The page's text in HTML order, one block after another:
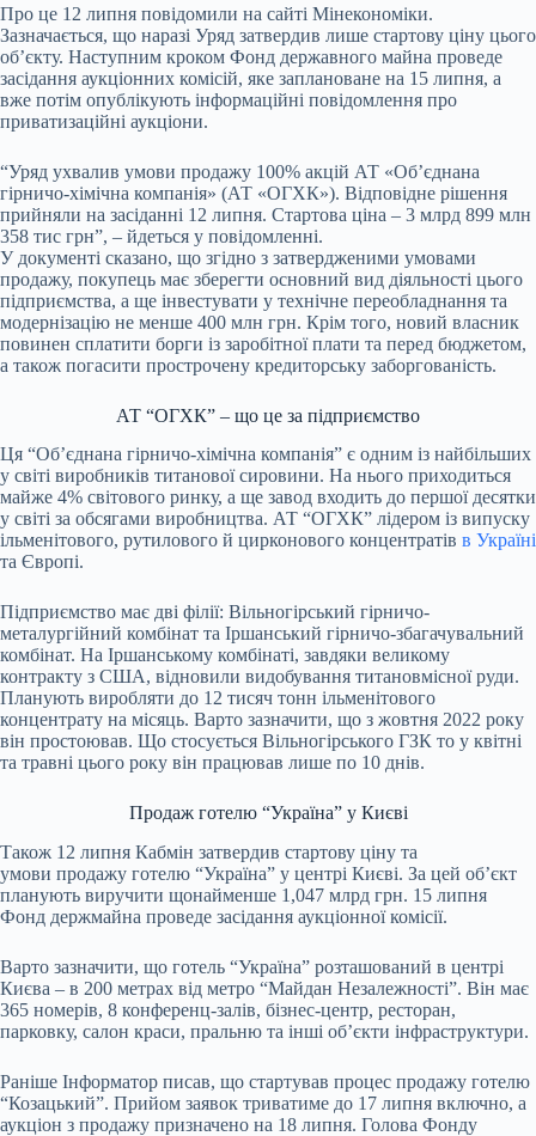
Про це 12 липня повідомили на сайті Мінекономіки.
Зазначається, що наразі Уряд затвердив лише стартову ціну цього
об’єкту. Наступним кроком Фонд державного майна проведе
засідання аукціонних комісій, яке заплановане на 15 липня, а
вже потім опублікують інформаційні повідомлення про
приватизаційні аукціони.
“Уряд ухвалив умови продажу 100% акцій АТ «Об’єднана
гірничо-хімічна компанія» (АТ «ОГХК»). Відповідне рішення
прийняли на засіданні 12 липня. Стартова ціна – 3 млрд 899 млн
358 тис грн”, – йдеться у повідомленні.
У документі сказано, що згідно з затвердженими умовами
продажу, покупець має зберегти основний вид діяльності цього
підприємства, а ще інвестувати у технічне переобладнання та
модернізацію не менше 400 млн грн. Крім того, новий власник
повинен сплатити борги із заробітної плати та перед бюджетом,
а також погасити прострочену кредиторську заборгованість.
АТ “ОГХК” – що це за підприємство
Ця “Об’єднана гірничо-хімічна компанія” є одним із найбільших
у світі виробників титанової сировини. На нього приходиться
майже 4% світового ринку, а ще завод входить до першої десятки
у світі за обсягами виробництва. АТ “ОГХК” лідером із випуску
ільменітового, рутилового й цирконового концентратів в Україні
та Європі.
Підприємство має дві філії: Вільногірський гірничо-
металургійний комбінат та Іршанський гірничо-збагачувальний
комбінат. На Іршанському комбінаті, завдяки великому
контракту з США, відновили видобування титановмісної руди.
Планують виробляти до 12 тисяч тонн ільменітового
концентрату на місяць. Варто зазначити, що з жовтня 2022 року
він простоював. Що стосується Вільногірського ГЗК то у квітні
та травні цього року він працював лише по 10 днів.
Продаж готелю “Україна” у Києві
Також 12 липня Кабмін затвердив стартову ціну та
умови продажу готелю “Україна” у центрі Києві. За цей обʼєкт
планують виручити щонайменше 1,047 млрд грн. 15 липня
Фонд держмайна проведе засідання аукціонної комісії.
Варто зазначити, що готель “Україна” розташований в центрі
Києва – в 200 метрах від метро “Майдан Незалежності”. Він має
365 номерів, 8 конференц-залів, бізнес-центр, ресторан,
парковку, салон краси, пральню та інші об’єкти інфраструктури.
Раніше Інформатор писав, що стартував процес продажу готелю
“Козацький”. Прийом заявок триватиме до 17 липня включно, а
аукціон з продажу призначено на 18 липня. Голова Фонду